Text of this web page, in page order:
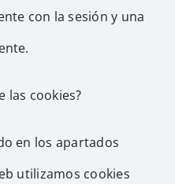
con la sesión y una
las cookies?
en los apartados
utilizamos cookies